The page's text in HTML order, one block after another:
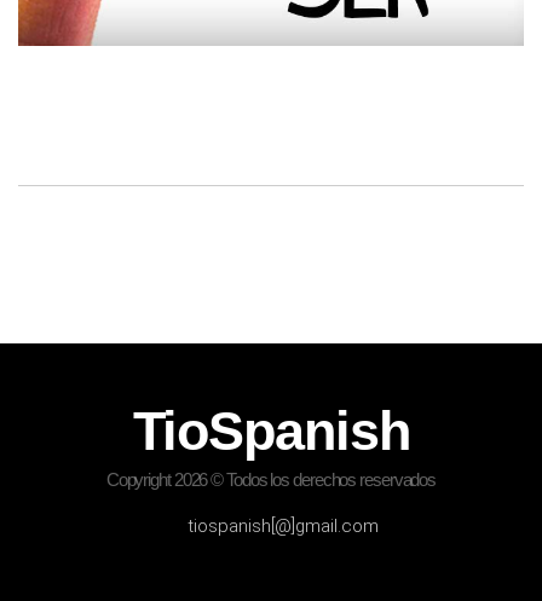
TioSpanish
Copyright 2026 © Todos los derechos reservados
tiospanish[@]gmail.com